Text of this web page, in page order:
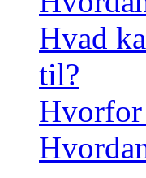
Hvad
til?